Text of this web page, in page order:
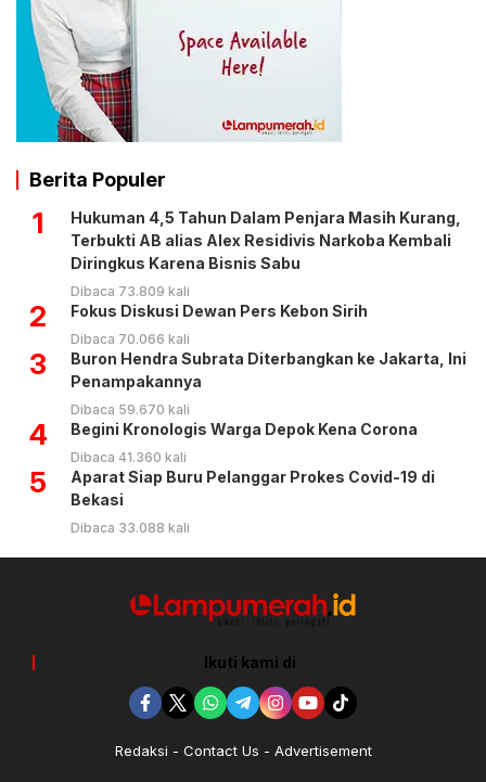
Berita Populer
1
Hukuman 4,5 Tahun Dalam Penjara Masih Kurang,
Terbukti AB alias Alex Residivis Narkoba Kembali
Diringkus Karena Bisnis Sabu
Dibaca 73.809 kali
2 Fokus Diskusi Dewan Pers Kebon Sirih
Dibaca 70.066 kali
3
Buron Hendra Subrata Diterbangkan ke Jakarta, Ini
Penampakannya
Dibaca 59.670 kali
4 Begini Kronologis Warga Depok Kena Corona
Dibaca 41.360 kali
5
Aparat Siap Buru Pelanggar Prokes Covid-19 di
Bekasi
Dibaca 33.088 kali
Ikuti kami di
Redaksi Contact Us Advertisement